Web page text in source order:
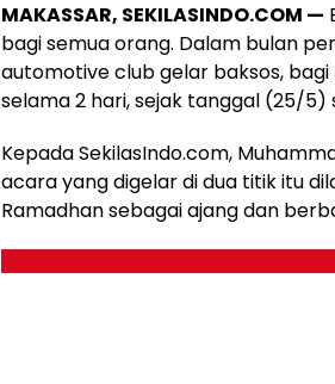
MAKASSAR, SEKILASINDO.COM —
bagi semua orang. Dalam bulan
automotive club gelar baksos,
selama 2 hari, sejak tanggal (25/
Kepada SekilasIndo.com,
acara yang digelar di dua titik itu
Ramadhan sebagai ajang dan